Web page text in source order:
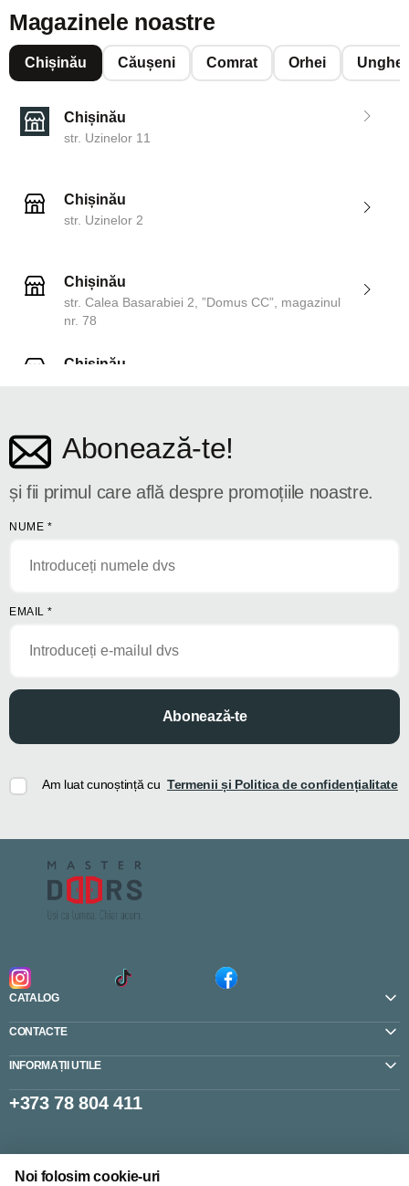
Magazinele noastre
Chișinău Căușeni Comrat Orhei
Chișinău
str. Uzinelor 11
Chișinău
str. Uzinelor 2
Chișinău
str. Calea Basarabiei 2, ”Domus CC”, magazinul
nr. 78
Chișinău
Abonează-te!
și fii primul care află despre promoțiile noastre.
NUME *
EMAIL *
Abonează-te
Am luat cunoștință cu Termenii și Politica de confidențialitate
CATALOG
CONTACTE
INFORMAȚII UTILE
+373 78 804 411
Setări cookie-uri
Noi folosim cookie-uri